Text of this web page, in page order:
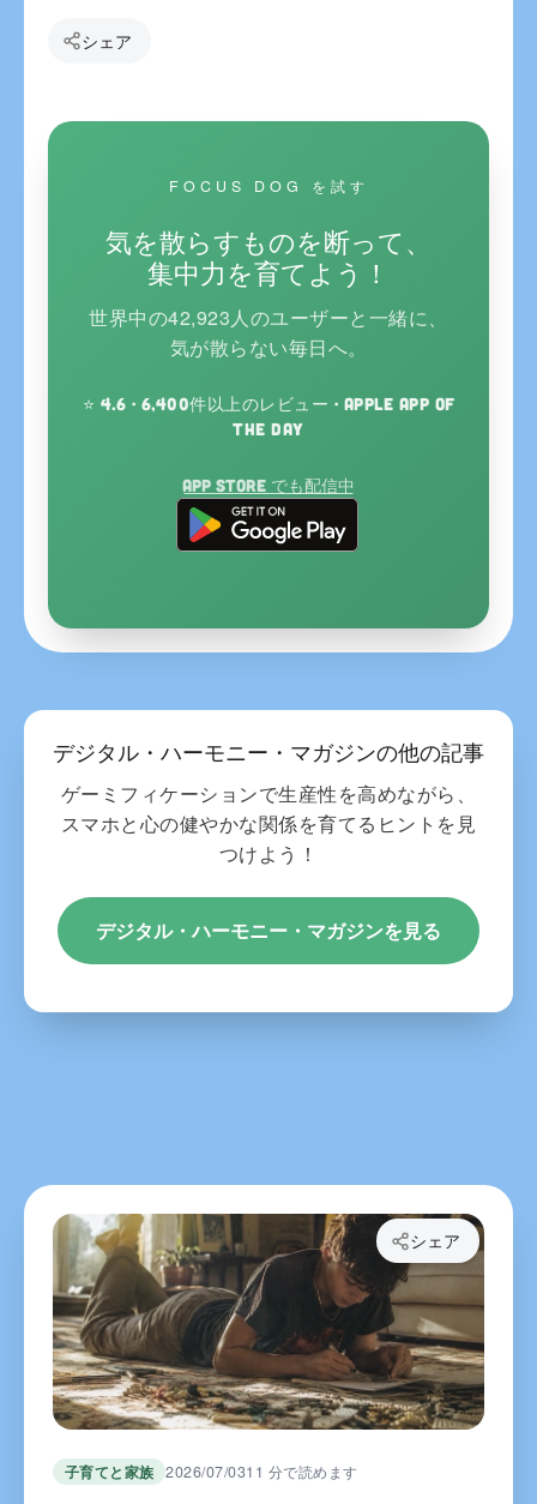
シェア
FOCUS DOG を試す
気を散らすものを断って、
集中力を育てよう！
世界中の42,923人のユーザーと一緒に、
気が散らない毎日へ。
⭐ 4.6 · 6,400件以上のレビュー · Apple App of
the Day
App Store でも配信中
デジタル・ハーモニー・マガジンの他の記事
ゲーミフィケーションで生産性を高めながら、
スマホと心の健やかな関係を育てるヒントを見
つけよう！
デジタル・ハーモニー・マガジンを見る
子育てと家族 2026/07/0311 分で読めます
シェア